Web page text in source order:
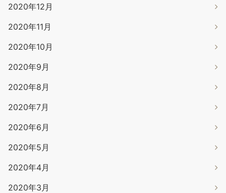
2020年12月
2020年11月
2020年10月
2020年9月
2020年8月
2020年7月
2020年6月
2020年5月
2020年4月
2020年3月